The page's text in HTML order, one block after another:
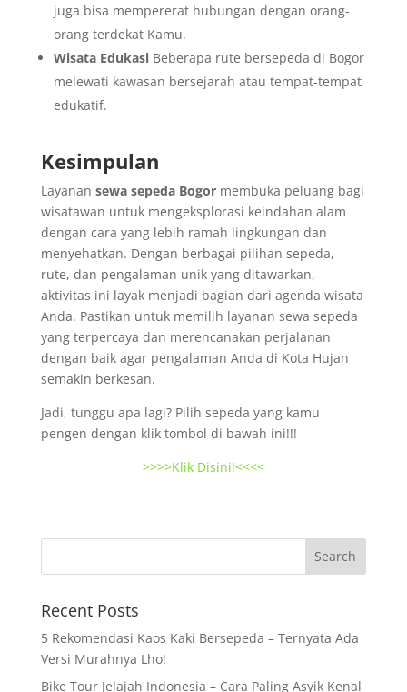
juga bisa mempererat hubungan dengan orang-
orang terdekat Kamu.
Wisata EdukasiBeberapa rute bersepeda di Bogor
melewati kawasan bersejarah atau tempat-tempat
edukatif.
Kesimpulan
Layanan sewa sepeda Bogormembuka peluang bagi
wisatawan untuk mengeksplorasi keindahan alam
dengan cara yang lebih ramah lingkungan dan
menyehatkan. Dengan berbagai pilihan sepeda,
rute, dan pengalaman unik yang ditawarkan,
aktivitas ini layak menjadi bagian dari agenda wisata
Anda. Pastikan untuk memilih layanan sewa sepeda
yang terpercaya dan merencanakan perjalanan
dengan baik agar pengalaman Anda di Kota Hujan
semakin berkesan.
Jadi, tunggu apa lagi? Pilih sepeda yang kamu
pengen dengan klik tombol di bawah ini!!!
>>>>Klik Disini!<<<<
Recent Posts
5 Rekomendasi Kaos Kaki Bersepeda – Ternyata Ada
Versi Murahnya Lho!
Bike Tour Jelajah Indonesia – Cara Paling Asyik Kenal